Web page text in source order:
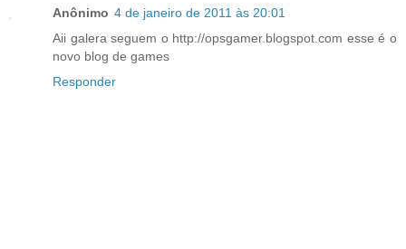
Anônimo 4 de janeiro de 2011 às 20:01
Aii galera seguem o http://opsgamer.blogspot.com esse é o
novo blog de games
Responder